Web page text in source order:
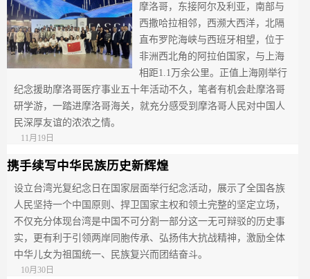
摩洛哥，东接阿尔及利亚，南部与
西撒哈拉相邻，西濒大西洋，北隔
直布罗陀海峡与西班牙相望，位于
非洲西北角的阿拉伯国家，与上海
相距1.1万余公里。正值上海刚举行
纪念援助摩洛哥医疗事业五十年活动不久，笔者有机会赴摩洛哥
研学游，一踏进摩洛哥海关，就充分感受到摩洛哥人民对中国人
民深厚友谊的浓浓之情。
11月19日
携手续写中华民族历史新辉煌
设立台湾光复纪念日在国家层面举行纪念活动，展示了全国各族
人民坚持一个中国原则、捍卫国家主权和领土完整的坚定立场，
不仅充分体现台湾是中国不可分割一部分这一无可辩驳的历史事
实，更有利于引领两岸同胞传承、弘扬伟大抗战精神，激励全体
中华儿女为祖国统一、民族复兴而团结奋斗。
10月30日